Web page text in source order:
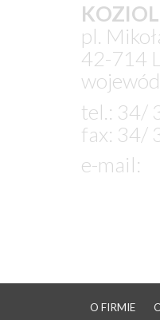
KOZIOL
pl.
42-714
tel.: 34/
fax: 34/
e-mail:
O FIRMIE